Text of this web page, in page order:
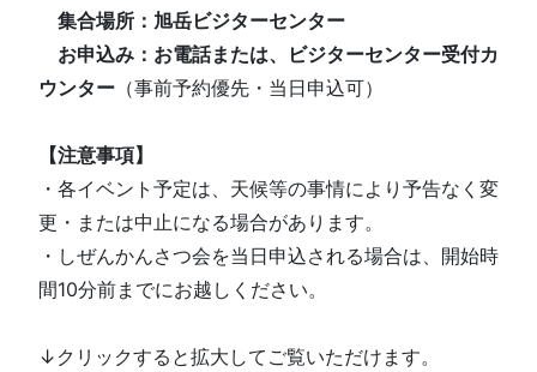
集合場所： 旭岳ビジターセンター
お申込み：お電話または、ビジターセンター受付カ
ウンター （事前予約優先・当日申込可）
【注意事項】
・各イベント予定は、天候等の事情により予告なく変
更・または中止になる場合があります。
・しぜんかんさつ会を当日申込される場合は、開始時
間10分前までにお越しください。
↓クリックすると拡大してご覧いただけます。